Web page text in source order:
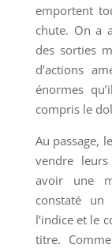
emportent
chute. On a
des sorties
d’actions
énormes
compris le
Au passage,
vendre leurs
avoir une
constaté
l’indice et le
titre.